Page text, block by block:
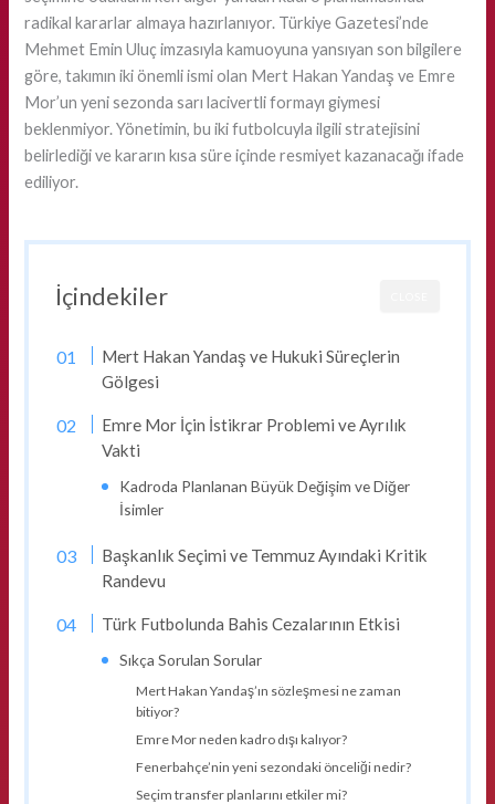
radikal kararlar almaya hazırlanıyor. Türkiye Gazetesi’nde
Mehmet Emin Uluç imzasıyla kamuoyuna yansıyan son bilgilere
göre, takımın iki önemli ismi olan Mert Hakan Yandaş ve Emre
Mor’un yeni sezonda sarı lacivertli formayı giymesi
beklenmiyor. Yönetimin, bu iki futbolcuyla ilgili stratejisini
belirlediği ve kararın kısa süre içinde resmiyet kazanacağı ifade
ediliyor.
İçindekiler
Mert Hakan Yandaş ve Hukuki Süreçlerin
Gölgesi
Emre Mor İçin İstikrar Problemi ve Ayrılık
Vakti
Kadroda Planlanan Büyük Değişim ve Diğer
İsimler
Başkanlık Seçimi ve Temmuz Ayındaki Kritik
Randevu
Türk Futbolunda Bahis Cezalarının Etkisi
Sıkça Sorulan Sorular
Mert Hakan Yandaş’ın sözleşmesi ne zaman
bitiyor?
Emre Mor neden kadro dışı kalıyor?
Fenerbahçe’nin yeni sezondaki önceliği nedir?
Seçim transfer planlarını etkiler mi?